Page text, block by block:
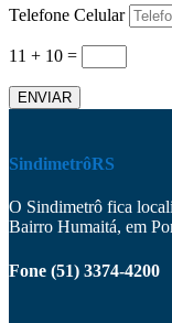
Telefone Celular
11 + 10 =
ENVIAR
SindimetrôRS
O Sindimetrô fica
Bairro Humaitá, em
Fone (51) 3374-4200